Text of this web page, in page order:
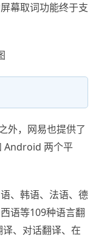
幕取词功能终于支
外，网易也提供了
Android 两个平
、韩语、法语、德
语等109种语言翻
、对话翻译、在